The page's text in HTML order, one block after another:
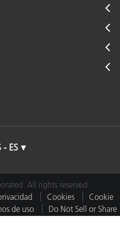
- ES
All rights reserved.
Cookies
Cookie
de uso
Do Not Sell or Share